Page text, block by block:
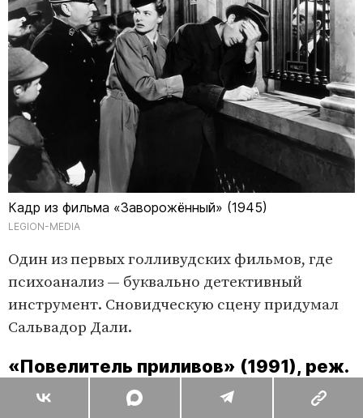
Кадр из фильма «Заворожённый» (1945)
LEGION-MEDIA
Один из первых голливудских фильмов, где
психоанализ — буквально детективный
инструмент. Сновидческую сцену придумал
Сальвадор Дали.
«Повелитель приливов» (1991), реж.
Барбра Стрейзанд